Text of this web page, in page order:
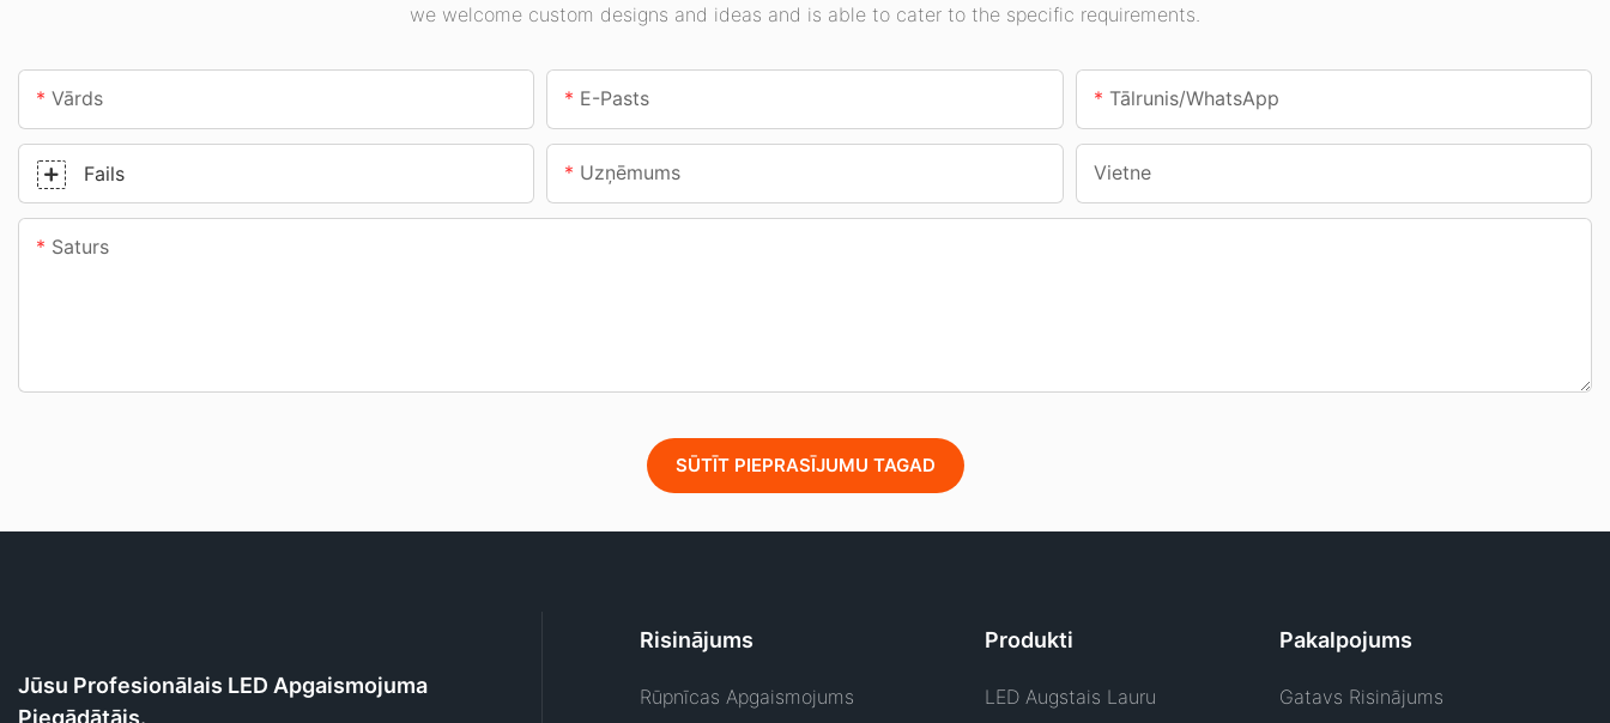
we welcome custom designs and ideas and is able to cater to the specific requirements.
Vārds E-Pasts Tālrunis/WhatsApp
Fails Uzņēmums Vietne
Saturs
SŪTĪT PIEPRASĪJUMU TAGAD
Jūsu Profesionālais LED Apgaismojuma
Risinājums
Rūpnīcas Apgaismojums
Produkti
LED Augstais Lauru
Pakalpojums
Gatavs Risinājums